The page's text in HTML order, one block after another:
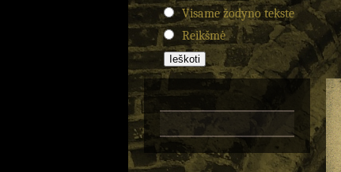
Visame žodyno tekste
Reikšmė